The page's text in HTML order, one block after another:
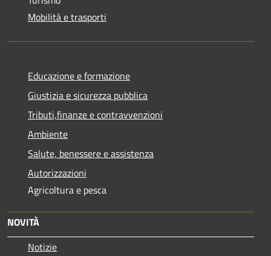
Mobilità e trasporti
Educazione e formazione
Giustizia e sicurezza pubblica
Tributi,finanze e contravvenzioni
Ambiente
Salute, benessere e assistenza
Autorizzazioni
Agricoltura e pesca
NOVITÀ
Notizie